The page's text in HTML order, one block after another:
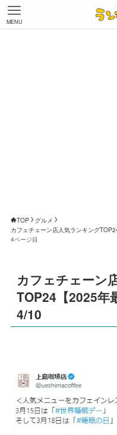
MENU
TOP
グルメ
カフェチェーン店人気ランキング
4ページ目
カフェチェーン
TOP24【2025年
4/10